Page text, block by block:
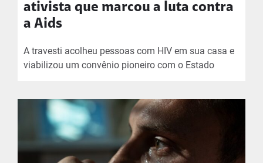
ativista que marcou a luta contra
a Aids
A travesti acolheu pessoas com HIV em sua casa e
viabilizou um convênio pioneiro com o Estado